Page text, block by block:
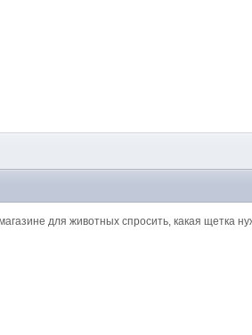
для животных спросить, какая щетка